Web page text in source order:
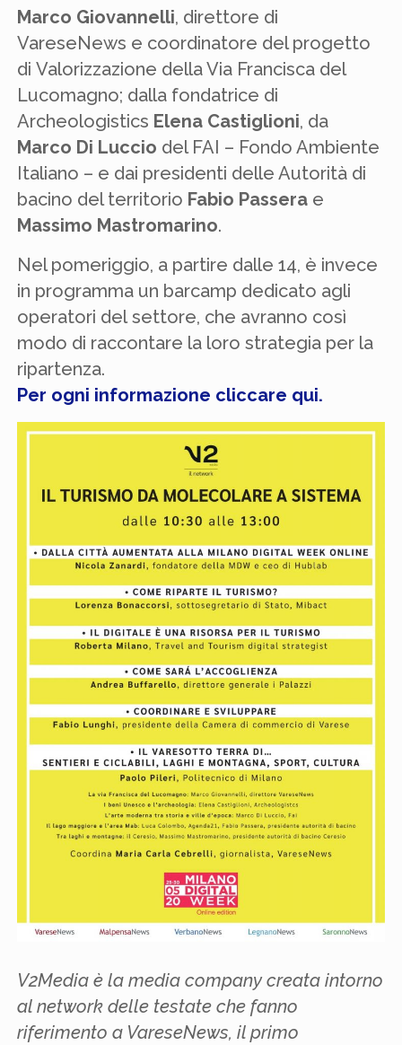
Marco Giovannelli, direttore di
VareseNews e coordinatore del progetto
di Valorizzazione della Via Francisca del
Lucomagno; dalla fondatrice di
Archeologistics Elena Castiglioni, da
Marco Di Luccio del FAI – Fondo Ambiente
Italiano – e dai presidenti delle Autorità di
bacino del territorio Fabio Passera e
Massimo Mastromarino.
Nel pomeriggio, a partire dalle 14, è invece
in programma un barcamp dedicato agli
operatori del settore, che avranno così
modo di raccontare la loro strategia per la
ripartenza.
Per ogni informazione cliccare qui.
V2Media è la media company creata intorno
al network delle testate che fanno
riferimento a VareseNews, il primo